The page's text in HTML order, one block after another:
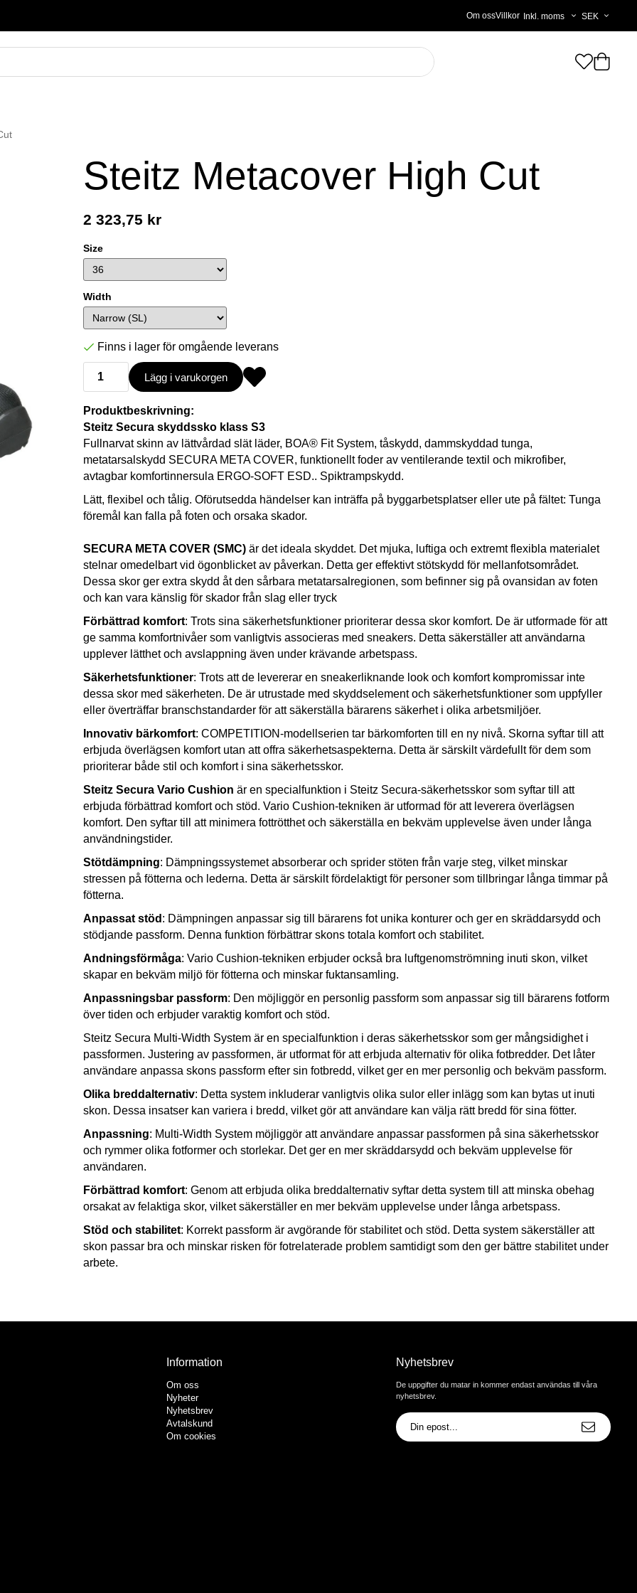
Om ossVillkorVälj
Steitz Metacover High Cut
2 323,75 kr
Size
Width
Finns i lager för omgående leverans
Lägg i varukorgen
Produktbeskrivning:
Steitz Secura skyddssko klass S3
Fullnarvat skinn av lättvårdad slät läder, BOA® Fit System, tåskydd, dammskyddad tunga,
metatarsalskydd SECURA META COVER, funktionellt foder av ventilerande textil och mikrofiber,
avtagbar komfortinnersula ERGO-SOFT ESD.. Spiktrampskydd.
Lätt, flexibel och tålig. Oförutsedda händelser kan inträffa på byggarbetsplatser eller ute på fältet: Tunga
föremål kan falla på foten och orsaka skador.
SECURA META COVER (SMC) är det ideala skyddet. Det mjuka, luftiga och extremt flexibla materialet
stelnar omedelbart vid ögonblicket av påverkan. Detta ger effektivt stötskydd för mellanfotsområdet.
Dessa skor ger extra skydd åt den sårbara metatarsalregionen, som befinner sig på ovansidan av foten
och kan vara känslig för skador från slag eller tryck
Förbättrad komfort: Trots sina säkerhetsfunktioner prioriterar dessa skor komfort. De är utformade för att
ge samma komfortnivåer som vanligtvis associeras med sneakers. Detta säkerställer att användarna
upplever lätthet och avslappning även under krävande arbetspass.
Säkerhetsfunktioner: Trots att de levererar en sneakerliknande look och komfort kompromissar inte
dessa skor med säkerheten. De är utrustade med skyddselement och säkerhetsfunktioner som uppfyller
eller överträffar branschstandarder för att säkerställa bärarens säkerhet i olika arbetsmiljöer.
Innovativ bärkomfort: COMPETITION-modellserien tar bärkomforten till en ny nivå. Skorna syftar till att
erbjuda överlägsen komfort utan att offra säkerhetsaspekterna. Detta är särskilt värdefullt för dem som
prioriterar både stil och komfort i sina säkerhetsskor.
Steitz Secura Vario Cushion är en specialfunktion i Steitz Secura-säkerhetsskor som syftar till att
erbjuda förbättrad komfort och stöd. Vario Cushion-tekniken är utformad för att leverera överlägsen
komfort. Den syftar till att minimera fottrötthet och säkerställa en bekväm upplevelse även under långa
användningstider.
Stötdämpning: Dämpningssystemet absorberar och sprider stöten från varje steg, vilket minskar
stressen på fötterna och lederna. Detta är särskilt fördelaktigt för personer som tillbringar långa timmar på
fötterna.
Anpassat stöd : Dämpningen anpassar sig till bärarens fot unika konturer och ger en skräddarsydd och
stödjande passform. Denna funktion förbättrar skons totala komfort och stabilitet.
Andningsförmåga: Vario Cushion-tekniken erbjuder också bra luftgenomströmning inuti skon, vilket
skapar en bekväm miljö för fötterna och minskar fuktansamling.
Anpassningsbar passform: Den möjliggör en personlig passform som anpassar sig till bärarens fotform
över tiden och erbjuder varaktig komfort och stöd.
Steitz Secura Multi-Width System är en specialfunktion i deras säkerhetsskor som ger mångsidighet i
passformen. Justering av passformen, är utformat för att erbjuda alternativ för olika fotbredder. Det låter
användare anpassa skons passform efter sin fotbredd, vilket ger en mer personlig och bekväm passform.
Olika breddalternativ: Detta system inkluderar vanligtvis olika sulor eller inlägg som kan bytas ut inuti
skon. Dessa insatser kan variera i bredd, vilket gör att användare kan välja rätt bredd för sina fötter.
Anpassning: Multi-Width System möjliggör att användare anpassar passformen på sina säkerhetsskor
och rymmer olika fotformer och storlekar. Det ger en mer skräddarsydd och bekväm upplevelse för
användaren.
Förbättrad komfort: Genom att erbjuda olika breddalternativ syftar detta system till att minska obehag
orsakat av felaktiga skor, vilket säkerställer en mer bekväm upplevelse under långa arbetspass.
Stöd och stabilitet: Korrekt passform är avgörande för stabilitet och stöd. Detta system säkerställer att
skon passar bra och minskar risken för fotrelaterade problem samtidigt som den ger bättre stabilitet under
arbete.
Information
Om oss
Nyheter
Nyhetsbrev
Avtalskund
Om cookies
Nyhetsbrev
De uppgifter du matar in kommer endast användas till våra
nyhetsbrev.
E-
postadress